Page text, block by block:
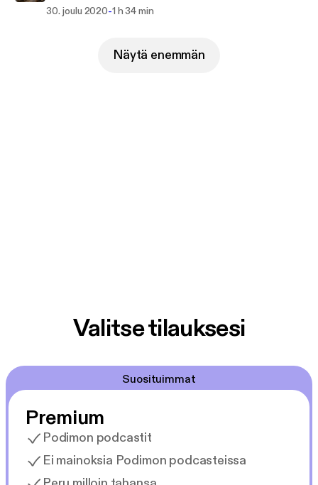
30. joulu 2020-1 h 34 min
Näytä enemmän
Valitse tilauksesi
Suosituimmat
Premium
Podimon podcastit
Ei mainoksia Podimon podcasteissa